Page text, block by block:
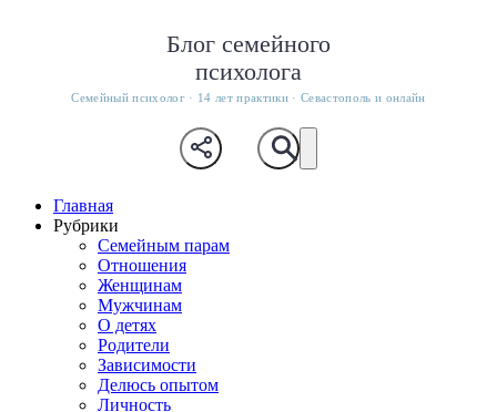
Блог семейного
психолога
Семейный психолог · 14 лет практики · Севастополь и онлайн
Главная
Рубрики
Семейным парам
Отношения
Женщинам
Мужчинам
О детях
Родители
Зависимости
Делюсь опытом
Личность